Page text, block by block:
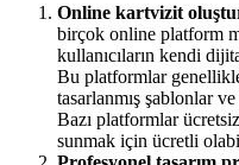
Online kartvizit
birçok online platform
kullanıcıların kendi
Bu platformlar
tasarlanmış şablonlar
Bazı platformlar
sunmak için ücretli